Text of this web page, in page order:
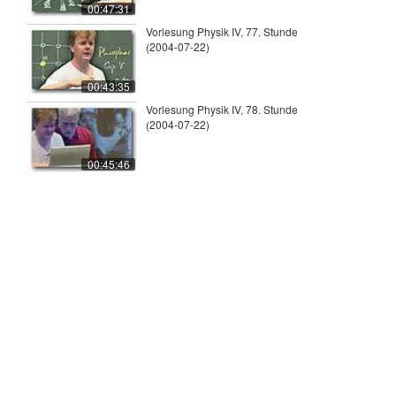
00:47:31
00:43:35
Vorlesung Physik IV, 77. Stunde
(2004-07-22)
00:45:46
Vorlesung Physik IV, 78. Stunde
(2004-07-22)